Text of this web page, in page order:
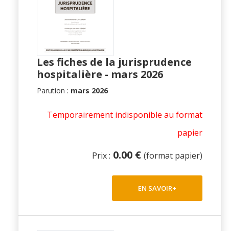
Les fiches de la jurisprudence
hospitalière - mars 2026
Parution : mars 2026
Temporairement indisponible au format
papier
Prix : 0.00 € (format papier)
EN SAVOIR+